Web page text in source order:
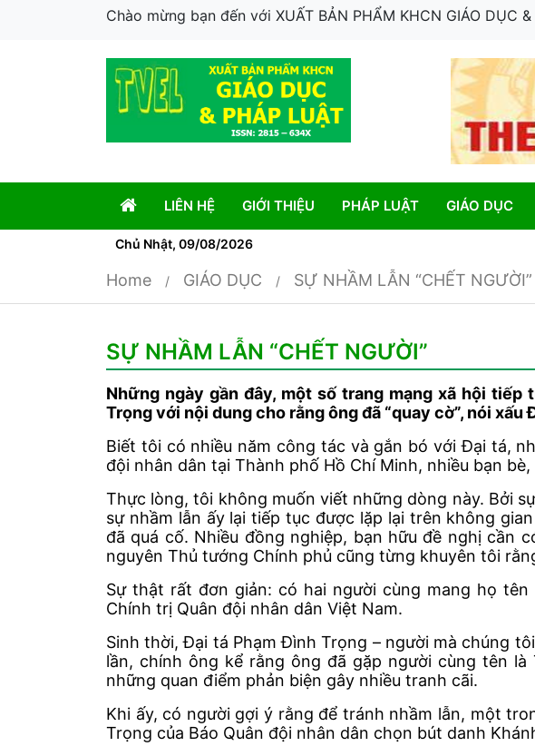
Chào mừng bạn đến với XUẤT BẢN PHẨM KHCN GIÁO DỤC &
LIÊN HỆ GIỚI THIỆU PHÁP LUẬT GIÁO DỤC
Chủ Nhật, 09/08/2026
Home GIÁO DỤC SỰ NHẦM LẪN “CHẾT NGƯỜI”
SỰ NHẦM LẪN “CHẾT NGƯỜI”
Những ngày gần đây, một số trang mạng xã hội
Trọng với nội dung cho rằng ông đã “quay cờ”, nói
Biết tôi có nhiều năm công tác và gắn bó với Đại tá,
đội nhân dân tại Thành phố Hồ Chí Minh, nhiều bạn
Thực lòng, tôi không muốn viết những dòng này. Bởi
sự nhầm lẫn ấy lại tiếp tục được lặp lại trên không
đã quá cố. Nhiều đồng nghiệp, bạn hữu đề nghị
nguyên Thủ tướng Chính phủ cũng từng khuyên tôi
Sự thật rất đơn giản: có hai người cùng mang họ
Chính trị Quân đội nhân dân Việt Nam.
Sinh thời, Đại tá Phạm Đình Trọng – người mà chúng
lần, chính ông kể rằng ông đã gặp người cùng tên
những quan điểm phản biện gây nhiều tranh cãi.
Khi ấy, có người gợi ý rằng để tránh nhầm lẫn, một
Trọng của Báo Quân đội nhân dân chọn bút danh